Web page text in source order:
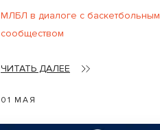
МЛБЛ в диалоге с баскетбольным
сообществом
ЧИТАТЬ ДАЛЕЕ
01 МАЯ